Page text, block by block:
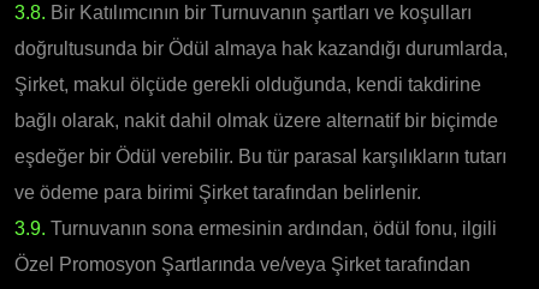
3.8. Bir Katılımcının bir Turnuvanın şartları ve koşulları
doğrultusunda bir Ödül almaya hak kazandığı durumlarda,
Şirket, makul ölçüde gerekli olduğunda, kendi takdirine
bağlı olarak, nakit dahil olmak üzere alternatif bir biçimde
eşdeğer bir Ödül verebilir. Bu tür parasal karşılıkların tutarı
ve ödeme para birimi Şirket tarafından belirlenir.
3.9. Turnuvanın sona ermesinin ardından, ödül fonu, ilgili
Özel Promosyon Şartlarında ve/veya Şirket tarafından